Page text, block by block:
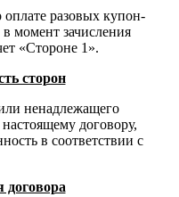
разовых купон-
момент зачисления
«Стороне 1».
сторон
ненадлежащего
договору,
в соответствии с
договора